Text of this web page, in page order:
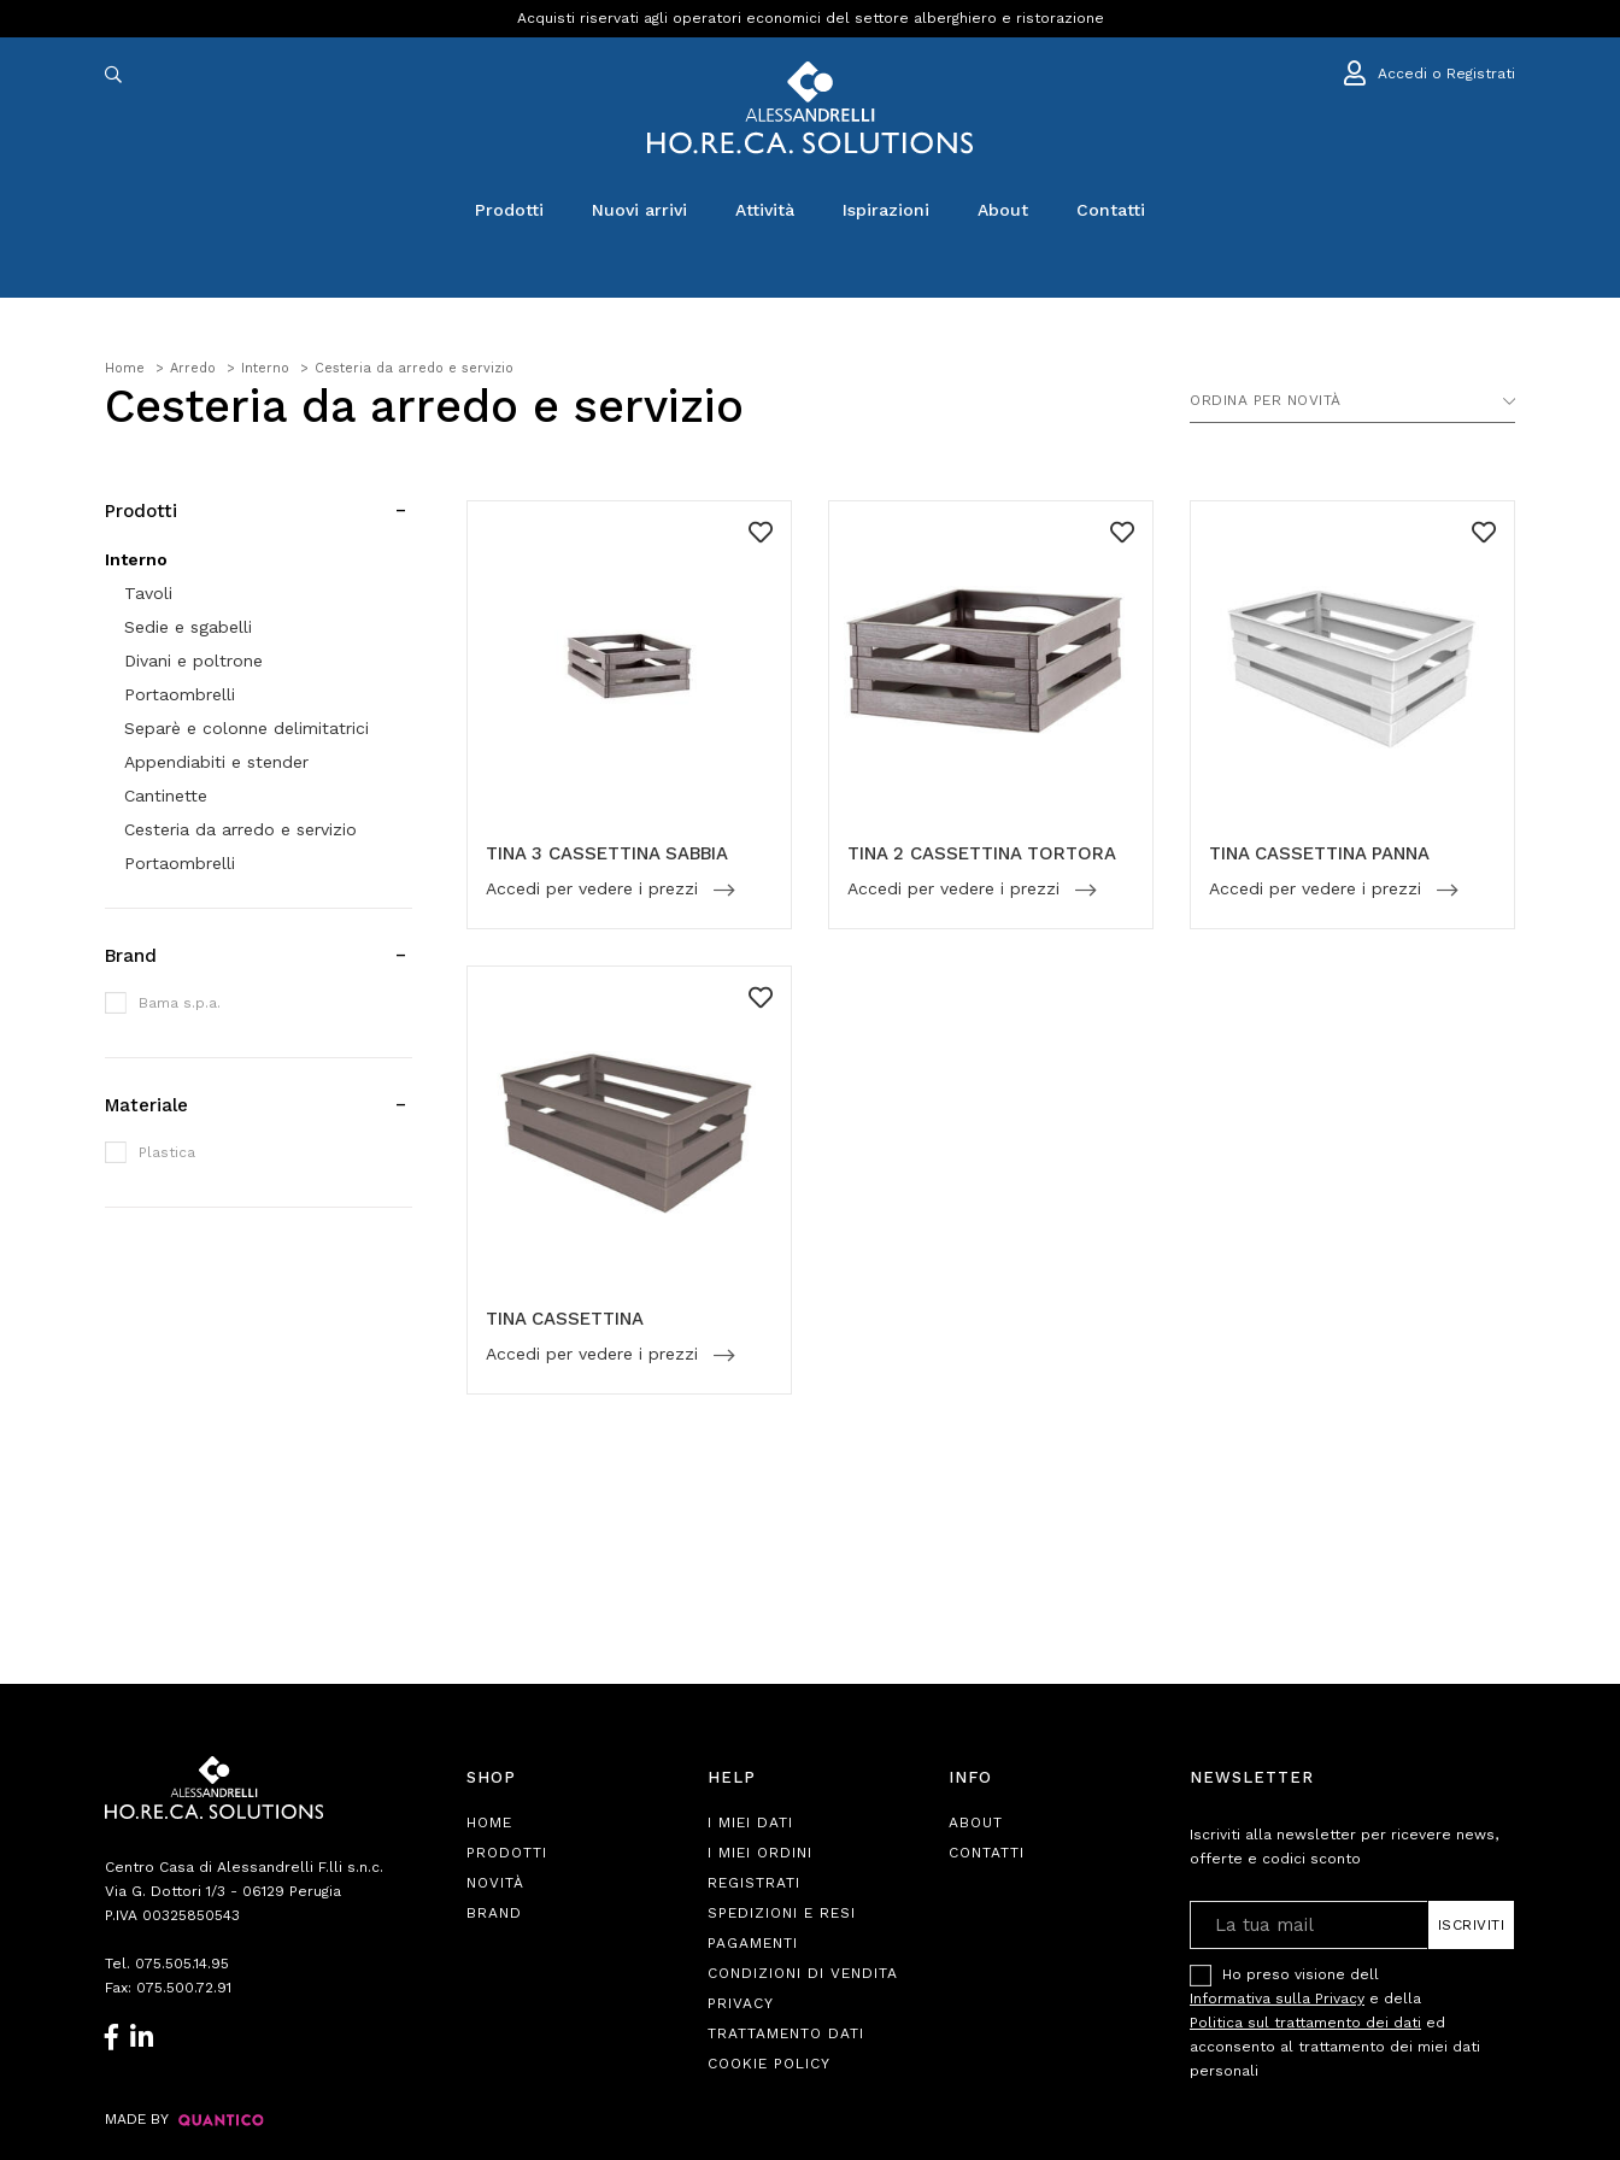
Acquisti riservati agli operatori economici del settore alberghiero e ristorazione
Accedi o Registrati
Prodotti Nuovi arrivi Attività Ispirazioni About Contatti
Home Arredo Interno Cesteria da arredo e servizio
Cesteria da arredo e servizio ORDINA PER NOVITÀ
Prodotti
Interno
Tavoli
Sedie e sgabelli
Divani e poltrone
Portaombrelli
Separè e colonne delimitatrici
Appendiabiti e stender
Cantinette
Cesteria da arredo e servizio
Portaombrelli
Brand
Bama s.p.a.
Materiale
Plastica
TINA 3 CASSETTINA SABBIA
Accedi per vedere i prezzi
TINA 2 CASSETTINA TORTORA
Accedi per vedere i prezzi
TINA CASSETTINA PANNA
Accedi per vedere i prezzi
TINA CASSETTINA
Accedi per vedere i prezzi
Centro Casa di Alessandrelli F.lli s.n.c.
Via G. Dottori 1/3 - 06129 Perugia
P.IVA 00325850543
Tel. 075.505.14.95
Fax: 075.500.72.91
SHOP
HOME
PRODOTTI
NOVITÀ
BRAND
HELP
I MIEI DATI
I MIEI ORDINI
REGISTRATI
SPEDIZIONI E RESI
PAGAMENTI
CONDIZIONI DI VENDITA
PRIVACY
TRATTAMENTO DATI
COOKIE POLICY
INFO
ABOUT
CONTATTI
NEWSLETTER
Iscriviti alla newsletter per ricevere news,
offerte e codici sconto
ISCRIVITI
Ho preso visione dell
Informativa sulla Privacy e della
Politica sul trattamento dei dati ed
acconsento al trattamento dei miei dati
personali
MADE BY